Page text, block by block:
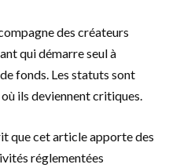
des créateurs
qui démarre seul à
fonds. Les statuts sont
ils deviennent critiques.
que cet article apporte des
réglementées